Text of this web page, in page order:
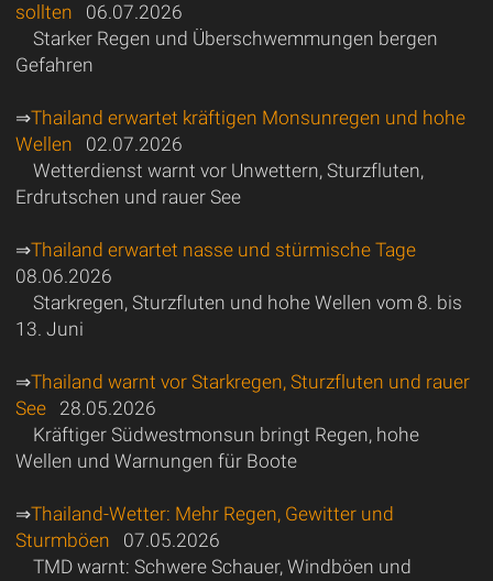
sollten 06.07.2026
Starker Regen und Überschwemmungen bergen
Gefahren
⇒Thailand erwartet kräftigen Monsunregen und hohe
Wellen 02.07.2026
Wetterdienst warnt vor Unwettern, Sturzfluten,
Erdrutschen und rauer See
⇒Thailand erwartet nasse und stürmische Tage
08.06.2026
Starkregen, Sturzfluten und hohe Wellen vom 8. bis
13. Juni
⇒Thailand warnt vor Starkregen, Sturzfluten und rauer
See28.05.2026
Kräftiger Südwestmonsun bringt Regen, hohe
Wellen und Warnungen für Boote
⇒Thailand-Wetter: Mehr Regen, Gewitter und
Sturmböen 07.05.2026
TMD warnt: Schwere Schauer, Windböen und